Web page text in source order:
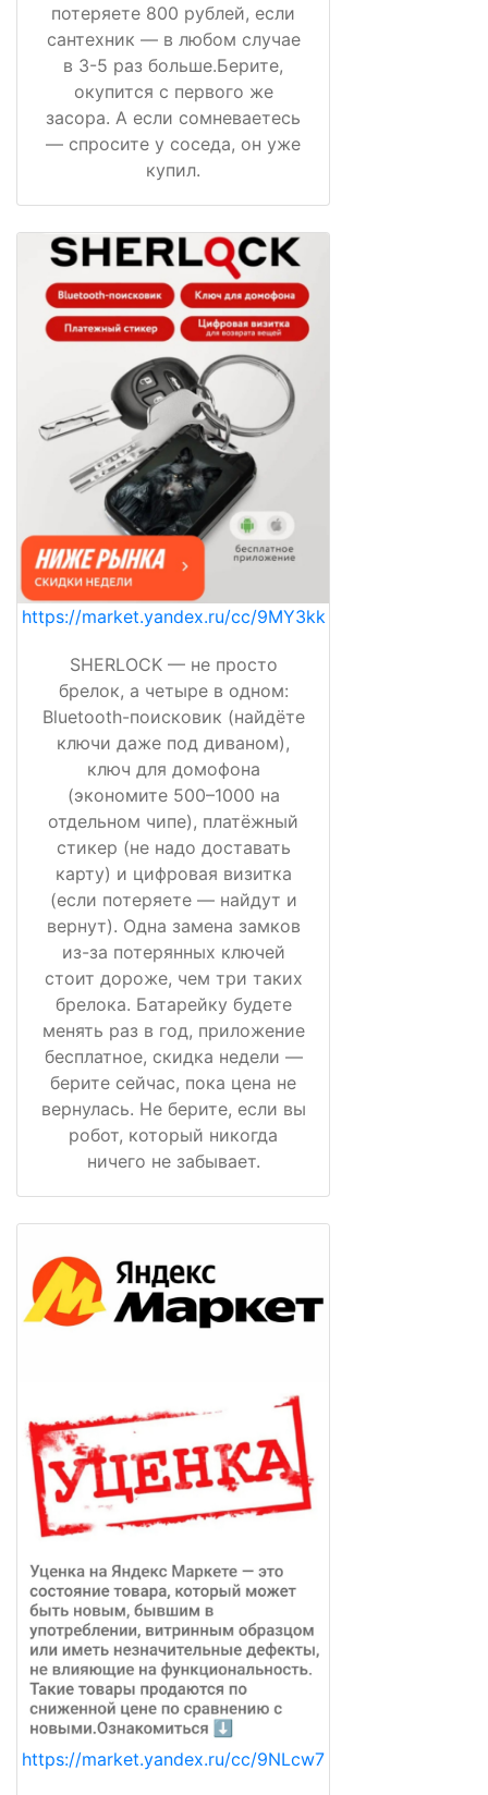
потеряете 800 рублей, если
сантехник — в любом случае
в 3-5 раз больше.Берите,
окупится с первого же
засора. А если сомневаетесь
— спросите у соседа, он уже
купил.
https://market.yandex.ru/cc/9MY3kk
SHERLOCK — не просто
брелок, а четыре в одном:
Bluetooth-поисковик (найдёте
ключи даже под диваном),
ключ для домофона
(экономите 500–1000 на
отдельном чипе), платёжный
стикер (не надо доставать
карту) и цифровая визитка
(если потеряете — найдут и
вернут). Одна замена замков
из-за потерянных ключей
стоит дороже, чем три таких
брелока. Батарейку будете
менять раз в год, приложение
бесплатное, скидка недели —
берите сейчас, пока цена не
вернулась. Не берите, если вы
робот, который никогда
ничего не забывает.
https://market.yandex.ru/cc/9NLcw7